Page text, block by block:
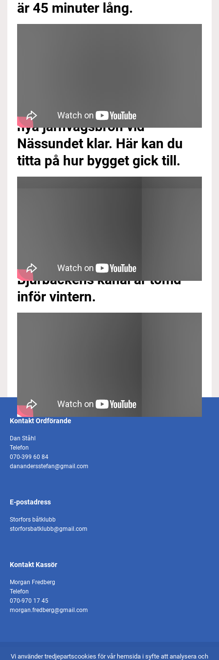
är 45 minuter lång.
I september 2010 blev den
nya järnvägsbron vid
Nässundet klar. Här kan du
titta på hur bygget gick till.
Höst i Bergslags kanal 2009.
Bjurbäckens kanal är tömd
inför vintern.
Kontakt Ordförande
Dan Ståhl
Telefon
070-399 60 84
danandersstefan@gmail.com
E-postadress
Storfors båtklubb
storforsbatklubb@gmail.com
Kontakt Kassör
Morgan Fredberg
Telefon
070-970 17 45
morgan.fredberg@gmail.com
Vi använder tredjepartscookies för vår hemsida i syfte att analysera och